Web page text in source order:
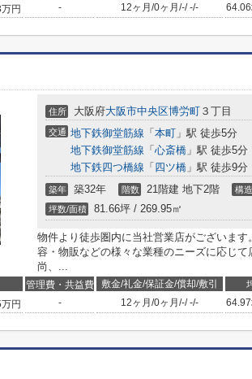
万円 - 12ヶ月 /0ヶ月 /-/-/-
住所 大阪府大阪市中央区博労町 ３丁目
交通 地下鉄御堂筋線 「 本町 」駅 徒歩5分
地下鉄御堂筋線 「 心斎橋 」駅 徒歩5分
地下鉄四つ橋線 「 四ツ橋 」駅 徒歩9分
築年 築32年 階数 21階建 地下2階 構造
坪数/面積 81.66坪 / 269.95㎡
物件より徒歩圏内に当社営業店がございま
容・物販などの様々な業種のニーズに応じて
尚、...
管理費・共益費 敷金/礼金/保証金/償却/敷引
万円 - 12ヶ月 /0ヶ月 /-/-/-